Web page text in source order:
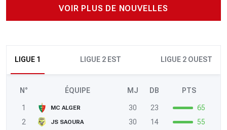
VOIR PLUS DE NOUVELLES
LIGUE 1 LIGUE 2 EST LIGUE 2 OUEST
N° ÉQUIPE MJ DB PTS
1 MC ALGER 30 23
65
2
JS SAOURA 30 14
55